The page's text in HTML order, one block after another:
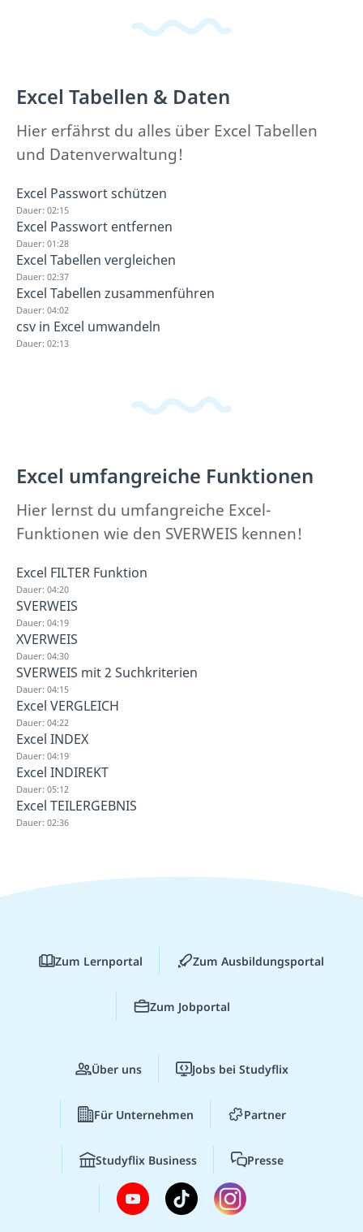
Excel Tabellen & Daten
Hier erfährst du alles über Excel Tabellen
und Datenverwaltung!
Excel Passwort schützen
Dauer: 02:15
Excel Passwort entfernen
Dauer: 01:28
Excel Tabellen vergleichen
Dauer: 02:37
Excel Tabellen zusammenführen
Dauer: 04:02
csv in Excel umwandeln
Dauer: 02:13
Excel umfangreiche Funktionen
Hier lernst du umfangreiche Excel-
Funktionen wie den SVERWEIS kennen!
Excel FILTER Funktion
Dauer: 04:20
SVERWEIS
Dauer: 04:19
XVERWEIS
Dauer: 04:30
SVERWEIS mit 2 Suchkriterien
Dauer: 04:15
Excel VERGLEICH
Dauer: 04:22
Excel INDEX
Dauer: 04:19
Excel INDIREKT
Dauer: 05:12
Excel TEILERGEBNIS
Dauer: 02:36
Zum Lernportal Zum Ausbildungsportal
Zum Jobportal
Über uns Jobs bei Studyflix
Für Unternehmen Partner
Studyflix Business Presse